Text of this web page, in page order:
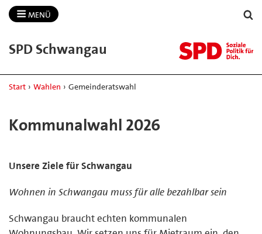
MENÜ
SPD Schwangau
Start › Wahlen › Gemeinderatswahl
Kommunalwahl 2026
Unsere Ziele für Schwangau
Wohnen in Schwangau muss für alle bezahlbar sein
Schwangau braucht echten kommunalen